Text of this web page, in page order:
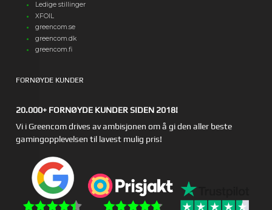
Ledige stillinger
XFOIL
greencom.se
greencom.dk
greencom.fi
FORNØYDE KUNDER
20.000+ FORNØYDE KUNDER SIDEN 2018!
Vi i Greencom drives av ambisjonen om å gi den aller beste
gamingopplevelsen til lavest mulig pris!